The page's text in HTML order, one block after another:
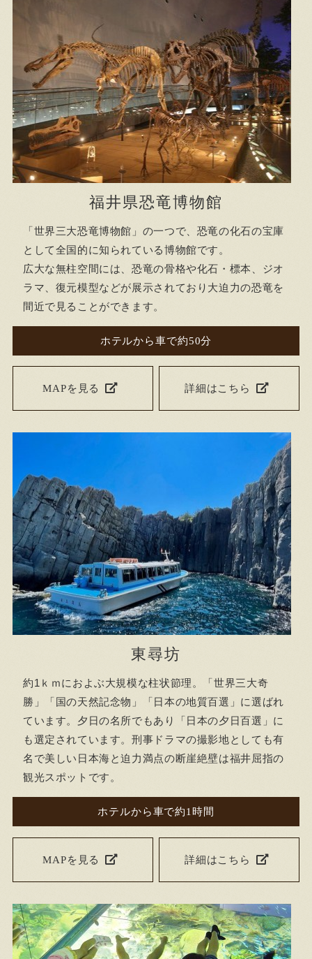
福井県恐竜博物館
「世界三大恐竜博物館」の一つで、恐竜の化石の宝庫
として全国的に知られている博物館です。
広大な無柱空間には、恐竜の骨格や化石・標本、ジオ
ラマ、復元模型などが展示されており大迫力の恐竜を
間近で見ることができます。
ホテルから車で約50分
MAPを見る 詳細はこちら
東尋坊
約1ｋｍにおよぶ大規模な柱状節理。「世界三大奇
勝」「国の天然記念物」「日本の地質百選」に選ばれ
ています。夕日の名所でもあり「日本の夕日百選」に
も選定されています。刑事ドラマの撮影地としても有
名で美しい日本海と迫力満点の断崖絶壁は福井屈指の
観光スポットです。
ホテルから車で約1時間
MAPを見る 詳細はこちら